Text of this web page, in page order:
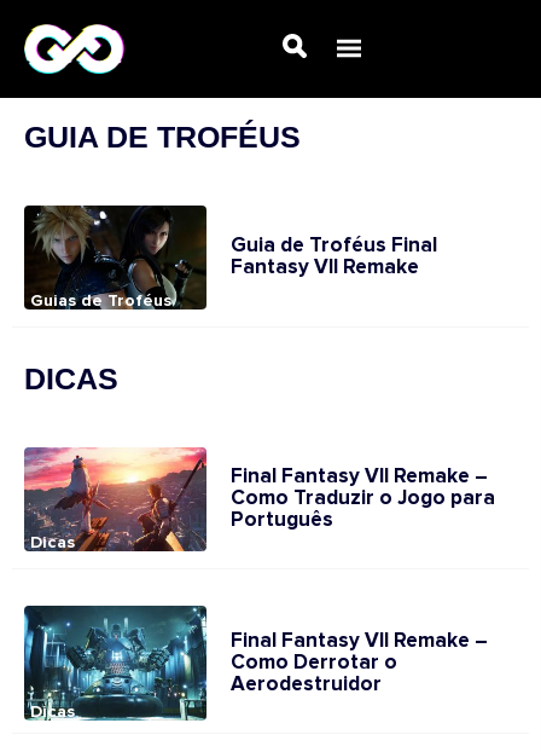
GUIA DE TROFÉUS
Guias de Troféus
Guia de Troféus Final
Fantasy VII Remake
DICAS
Dicas
Final Fantasy VII Remake –
Como Traduzir o Jogo para
Português
Dicas
Final Fantasy VII Remake –
Como Derrotar o
Aerodestruidor